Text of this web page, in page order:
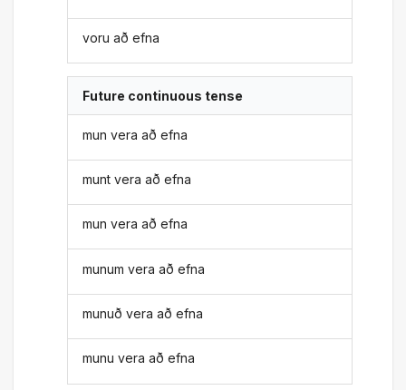
voru að efna
Future continuous tense
mun vera að efna
munt vera að efna
mun vera að efna
munum vera að efna
munuð vera að efna
munu vera að efna